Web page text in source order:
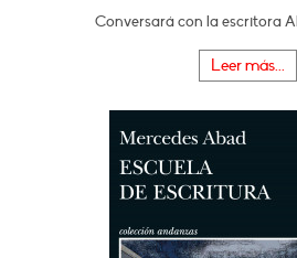
Conversará con la escritora
Leer más...